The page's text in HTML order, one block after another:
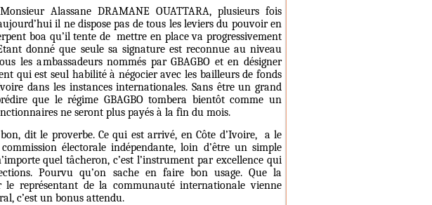
Alassane DRAMANE OUATTARA, plusieurs fois
il ne dispose pas de tous les leviers du pouvoir en
boa qu’il tente de mettre en place va progressivement
donné que seule sa signature est reconnue au niveau
les ambassadeurs nommés par GBAGBO et en désigner
qui est seul habilité à négocier avec les bailleurs de fonds
dans les instances internationales. Sans être un grand
que le régime GBAGBO tombera bientôt comme un
ne seront plus payés à la fin du mois.
dit le proverbe. Ce qui est arrivé, en Côte d’Ivoire,
a le
électorale indépendante, loin d’être un simple
quel tâcheron, c’est l’instrument par excellence qui
Pourvu qu’on sache en faire bon usage. Que la
le représentant de la communauté internationale vienne
c’est un bonus attendu.